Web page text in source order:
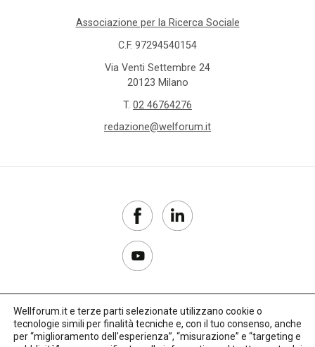
Associazione per la Ricerca Sociale
C.F. 97294540154
Via Venti Settembre 24
20123 Milano
T. 02 46764276
redazione@welforum.it
Copyright 2017–2026
Wellforum.it e terze parti selezionate utilizzano cookie o
tecnologie simili per finalità tecniche e, con il tuo consenso, anche
per “miglioramento dell'esperienza”, “misurazione” e “targeting e